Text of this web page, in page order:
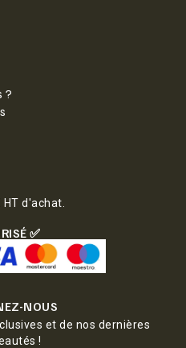
?
d'achat.
✅
NOUS
et de nos dernières
!